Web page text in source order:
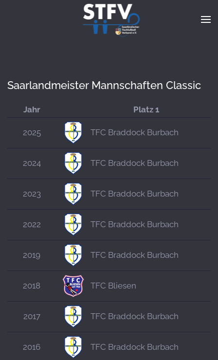
Zum Hauptinhalt springen
Saarlandmeister Mannschaften Classic
Jahr Platz 1
2025 TFC Braddock Burbach
2024 TFC Braddock Burbach
2023 TFC Braddock Burbach
2022 TFC Braddock Burbach
2019 TFC Braddock Burbach
2018 TFC Bliesen
2017 TFC Braddock Burbach
2016 TFC Braddock Burbach